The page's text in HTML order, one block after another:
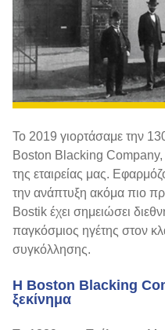
Το 2019 γιορτάσαμε την
Boston Blacking Company,
της εταιρείας μας.
την ανάπτυξη ακόμα πιο
Bostik έχει σημειώσει
παγκόσμιος ηγέτης στον
συγκόλλησης.
Η Boston Blacking
ξεκίνημα